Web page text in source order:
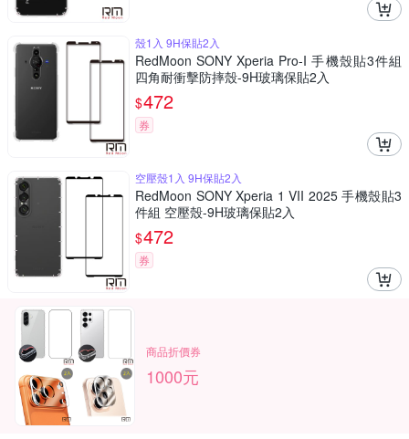
殼1入 9H保貼2入
RedMoon SONY Xperia Pro-I 手機殼貼3件組
四角耐衝擊防摔殼-9H玻璃保貼2入
$472
券
空壓殼1入 9H保貼2入
RedMoon SONY Xperia 1 VII 2025 手機殼貼3
件組 空壓殼-9H玻璃保貼2入
$472
券
商品折價券
1000元